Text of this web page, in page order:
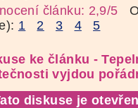
článku: 2,9/5
1 2 3 4 5
ke článku -
vyjdou
diskuse je